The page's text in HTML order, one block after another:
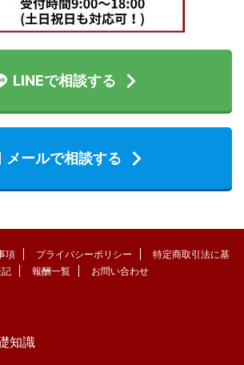
LINEで相談する
メールで相談する
項 プライバシーポリシー
特定商取引法に基
報酬一覧 お問い合わせ
知識